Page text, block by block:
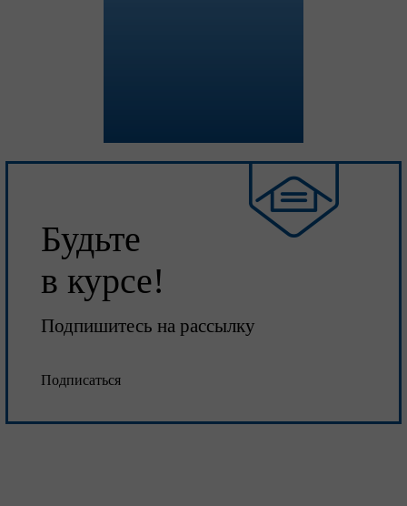
Будьте
в курсе!
Подпишитесь на рассылку
Подписаться